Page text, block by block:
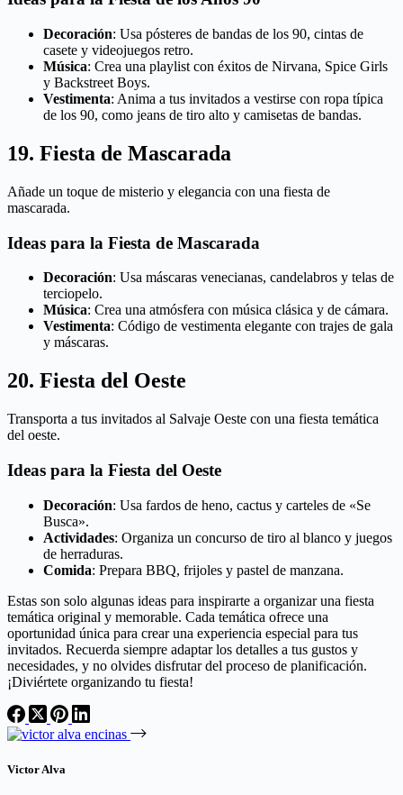
Decoración: Usa pósteres de bandas de los 90, cintas de
casete y videojuegos retro.
Música: Crea una playlist con éxitos de Nirvana, Spice Girls
y Backstreet Boys.
Vestimenta: Anima a tus invitados a vestirse con ropa típica
de los 90, como jeans de tiro alto y camisetas de bandas.
19. Fiesta de Mascarada
Añade un toque de misterio y elegancia con una fiesta de
mascarada.
Ideas para la Fiesta de Mascarada
Decoración: Usa máscaras venecianas, candelabros y telas de
terciopelo.
Música: Crea una atmósfera con música clásica y de cámara.
Vestimenta: Código de vestimenta elegante con trajes de gala
y máscaras.
20. Fiesta del Oeste
Transporta a tus invitados al Salvaje Oeste con una fiesta temática
del oeste.
Ideas para la Fiesta del Oeste
Decoración: Usa fardos de heno, cactus y carteles de «Se
Busca».
Actividades: Organiza un concurso de tiro al blanco y juegos
de herraduras.
Comida: Prepara BBQ, frijoles y pastel de manzana.
Estas son solo algunas ideas para inspirarte a organizar una fiesta
temática original y memorable. Cada temática ofrece una
oportunidad única para crear una experiencia especial para tus
invitados. Recuerda siempre adaptar los detalles a tus gustos y
necesidades, y no olvides disfrutar del proceso de planificación.
¡Diviértete organizando tu fiesta!
Victor Alva